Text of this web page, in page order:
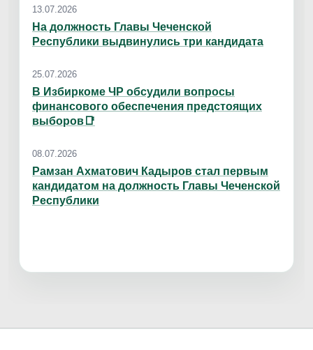
13.07.2026
На должность Главы Чеченской
Республики выдвинулись три кандидата
25.07.2026
В Избиркоме ЧР обсудили вопросы
финансового обеспечения предстоящих
выборов📑
08.07.2026
Рамзан Ахматович Кадыров стал первым
кандидатом на должность Главы Чеченской
Республики